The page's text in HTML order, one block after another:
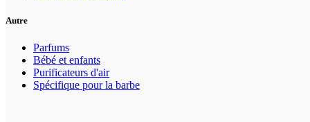
Autre
Parfums
Bébé et enfants
Purificateurs d'air
Spécifique pour la barbe